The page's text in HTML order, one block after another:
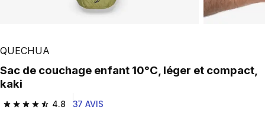
QUECHUA
Sac de couchage enfant 10°C, léger et compact,
kaki
4.8
4.8 out of 5 stars from 37 reviews
37 AVIS